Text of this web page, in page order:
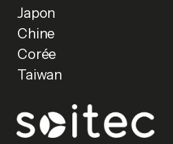
Japon
Chine
Corée
Taiwan